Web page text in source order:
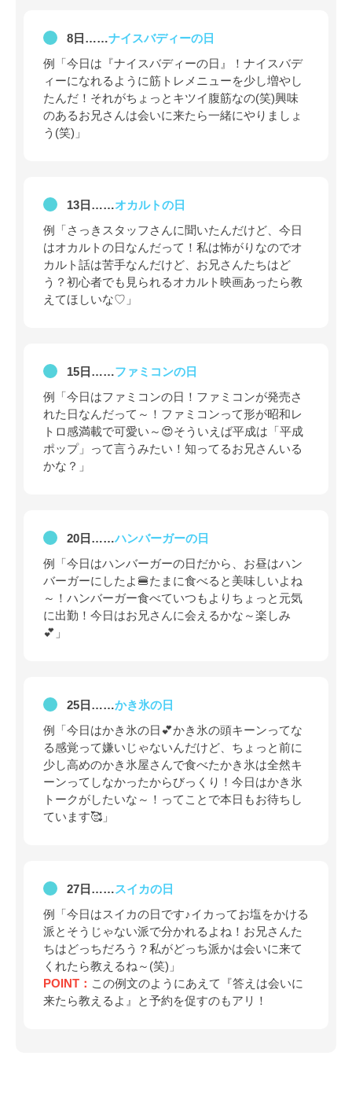
8日……ナイスバディーの日
例「今日は『ナイスバディーの日』！ナイスバデ
ィーになれるように筋トレメニューを少し増やし
たんだ！それがちょっとキツイ腹筋なの(笑)興味
のあるお兄さんは会いに来たら一緒にやりましょ
う(笑)」
13日……オカルトの日
例「さっきスタッフさんに聞いたんだけど、今日
はオカルトの日なんだって！私は怖がりなのでオ
カルト話は苦手なんだけど、お兄さんたちはど
う？初心者でも見られるオカルト映画あったら教
えてほしいな♡」
15日……ファミコンの日
例「今日はファミコンの日！ファミコンが発売さ
れた日なんだって～！ファミコンって形が昭和レ
トロ感満載で可愛い～😍そういえば平成は「平成
ポップ」って言うみたい！知ってるお兄さんいる
かな？」
20日……ハンバーガーの日
例「今日はハンバーガーの日だから、お昼はハン
バーガーにしたよ🍔たまに食べると美味しいよね
～！ハンバーガー食べていつもよりちょっと元気
に出勤！今日はお兄さんに会えるかな～楽しみ
💕」
25日……かき氷の日
例「今日はかき氷の日💕かき氷の頭キーンってな
る感覚って嫌いじゃないんだけど、ちょっと前に
少し高めのかき氷屋さんで食べたかき氷は全然キ
ーンってしなかったからびっくり！今日はかき氷
トークがしたいな～！ってことで本日もお待ちし
ています🥰」
27日……スイカの日
例「今日はスイカの日です♪イカってお塩をかける
派とそうじゃない派で分かれるよね！お兄さんた
ちはどっちだろう？私がどっち派かは会いに来て
くれたら教えるね～(笑)」
POINT： この例文のようにあえて『答えは会いに
来たら教えるよ』と予約を促すのもアリ！